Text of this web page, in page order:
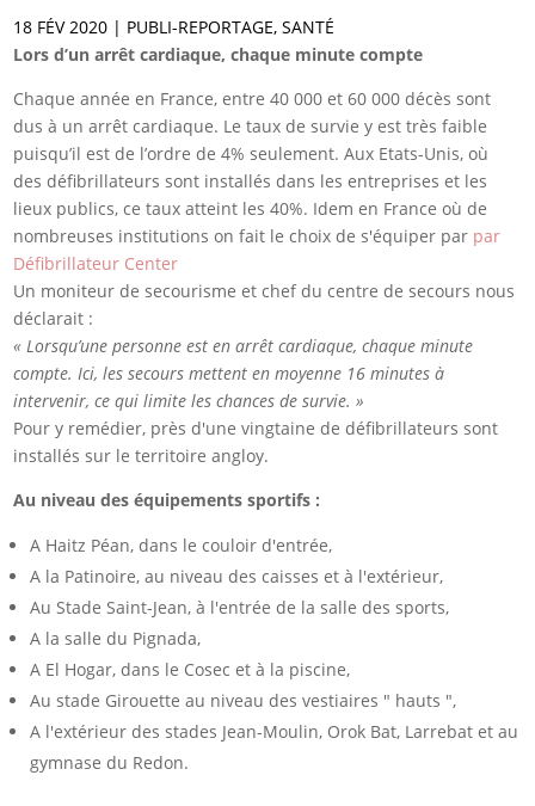
18 FÉV 2020 | PUBLI-REPORTAGE,SANTÉ
Lors d’un arrêt cardiaque, chaque minute compte
Chaque année en France, entre 40 000 et 60 000 décès sont
dus à un arrêt cardiaque. Le taux de survie y est très faible
puisqu’il est de l’ordre de 4% seulement. Aux Etats-Unis, où
des défibrillateurs sont installés dans les entreprises et les
lieux publics, ce taux atteint les 40%. Idem en France où de
nombreuses institutions on fait le choix de s'équiper par par
Défibrillateur Center
Un moniteur de secourisme et chef du centre de secours nous
déclarait :
« Lorsqu’une personne est en arrêt cardiaque, chaque minute
compte. Ici, les secours mettent en moyenne 16 minutes à
intervenir, ce qui limite les chances de survie. »
Pour y remédier, près d'une vingtaine de défibrillateurs sont
installés sur le territoire angloy.
Au niveau des équipements sportifs :
A Haitz Péan, dans le couloir d'entrée,
A la Patinoire, au niveau des caisses et à l'extérieur,
Au Stade Saint-Jean, à l'entrée de la salle des sports,
A la salle du Pignada,
A El Hogar, dans le Cosec et à la piscine,
Au stade Girouette au niveau des vestiaires " hauts ",
A l'extérieur des stades Jean-Moulin, Orok Bat, Larrebat et au
gymnase du Redon.